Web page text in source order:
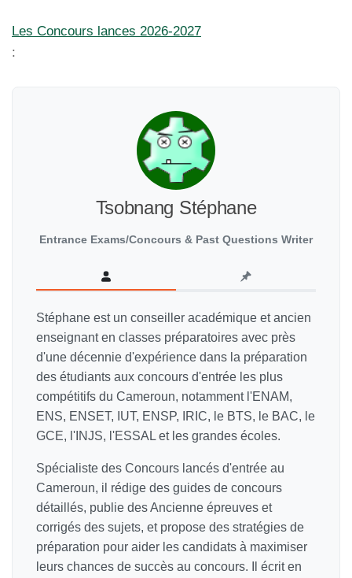
Les Concours lances 2026-2027
:
Tsobnang Stéphane
Entrance Exams/Concours & Past Questions Writer
Stéphane est un conseiller académique et ancien
enseignant en classes préparatoires avec près
d'une décennie d'expérience dans la préparation
des étudiants aux concours d'entrée les plus
compétitifs du Cameroun, notamment l'ENAM,
ENS, ENSET, IUT, ENSP, IRIC, le BTS, le BAC, le
GCE, l'INJS, l'ESSAL et les grandes écoles.
Spécialiste des Concours lancés d'entrée au
Cameroun, il rédige des guides de concours
détaillés, publie des Ancienne épreuves et
corrigés des sujets, et propose des stratégies de
préparation pour aider les candidats à maximiser
leurs chances de succès au concours. Il écrit en